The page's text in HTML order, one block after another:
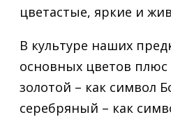
цветастые, яркие и
В культуре наших
основных цветов плюс
золотой – как символ
серебряный – как